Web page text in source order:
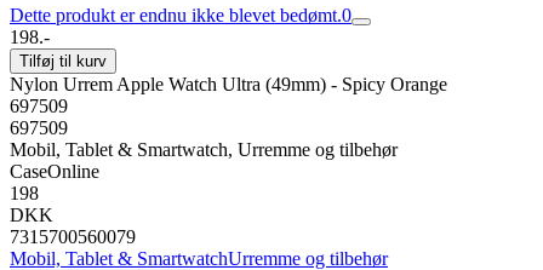
Dette produkt er endnu ikke blevet bedømt.0
198.-
Tilføj til kurv
Nylon Urrem Apple Watch Ultra (49mm) - Spicy Orange
697509
697509
Mobil, Tablet & Smartwatch, Urremme og tilbehør
CaseOnline
198
DKK
7315700560079
Mobil, Tablet & SmartwatchUrremme og tilbehør